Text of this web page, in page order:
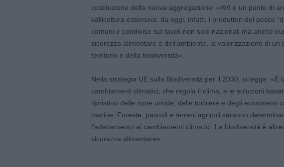
costituzione della nuova aggregazione: «AVI è un punto di
vallicoltura estensiva: da oggi, infatti, i produttori del pesce
comuni e condivise sui tavoli non solo nazionali ma anche
sicurezza alimentare e dell’ambiente, la valorizzazione di
territorio e della biodiversità».
Nella strategia UE sulla Biodiversità per il 2030, si legge: «È
cambiamenti climatici, che regola il clima, e le soluzioni
ripristino delle zone umide, delle torbiere e degli ecosistemi
marine. Foreste, pascoli e terreni agricoli saranno
l’adattamento ai cambiamenti climatici. La biodiversità è
sicurezza alimentare».